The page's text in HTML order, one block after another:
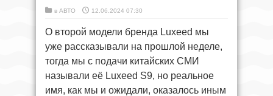
в АВТО 12.06.2024 07:30
О второй модели бренда Luxeed мы
уже рассказывали на прошлой неделе,
тогда мы с подачи китайских СМИ
называли её Luxeed S9, но реальное
имя, как мы и ожидали, оказалось иным